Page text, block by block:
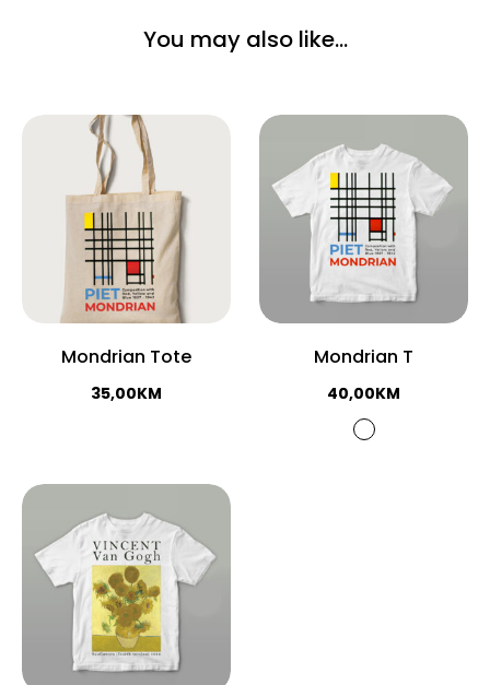
You may also like…
Mondrian Tote
35,00KM
Mondrian T
40,00KM